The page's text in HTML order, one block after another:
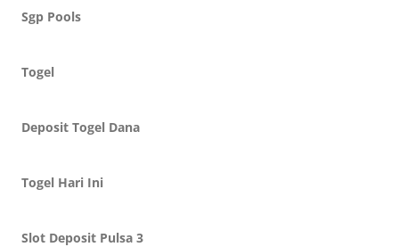
Sgp Pools
Togel
Deposit Togel Dana
Togel Hari Ini
Slot Deposit Pulsa 3